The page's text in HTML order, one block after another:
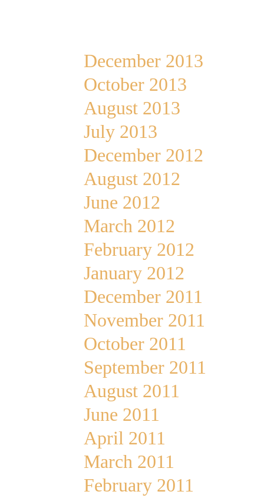
December 2013
October 2013
August 2013
July 2013
December 2012
August 2012
June 2012
March 2012
February 2012
January 2012
December 2011
November 2011
October 2011
September 2011
August 2011
June 2011
April 2011
March 2011
February 2011